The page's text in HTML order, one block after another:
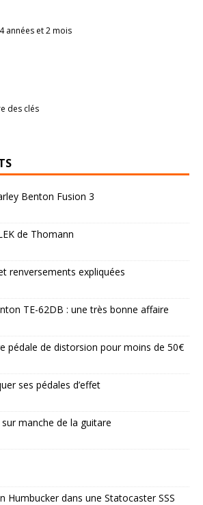
années et 2 mois
des clés
Benton Fusion 3
de Thomann
renversements expliquées
TE-62DB : une très bonne affaire
pédale de distorsion pour moins de 50€
ses pédales d’effet
manche de la guitare
Humbucker dans une Statocaster SSS